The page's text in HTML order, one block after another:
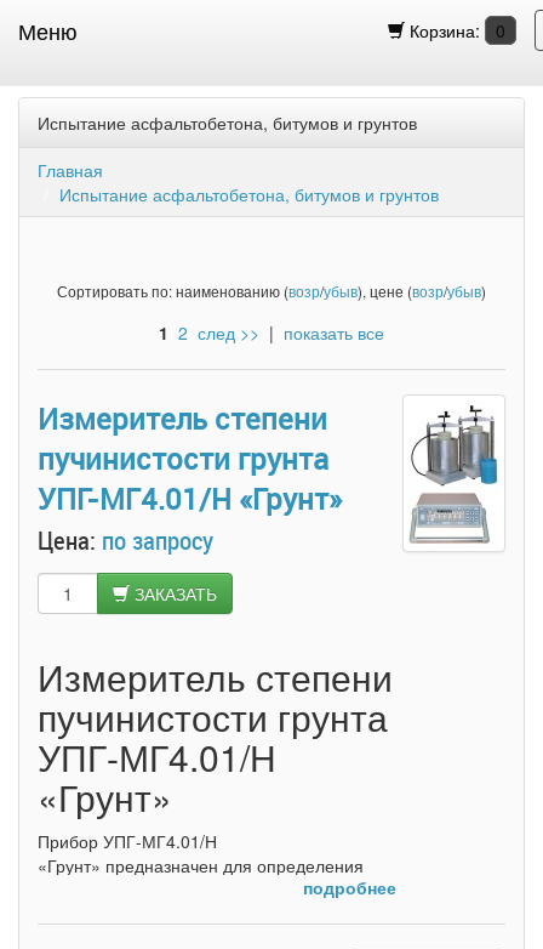
Корзина: 0
Меню
Испытание асфальтобетона, битумов и грунтов
Главная
Испытание асфальтобетона, битумов и грунтов
Сортировать по: наименованию (возр/убыв), цене (возр/убыв)
1 2 след >> | показать все
Измеритель степени
пучинистости грунта
УПГ-МГ4.01/Н «Грунт»
Цена: по запросу
ЗАКАЗАТЬ
Измеритель степени
пучинистости грунта
УПГ-МГ4.01/Н
«Грунт»
Прибор УПГ-МГ4.01/Н
«Грунт» предназначен для определения
подробнее